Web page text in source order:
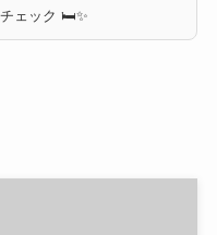
ェック 🛏✨